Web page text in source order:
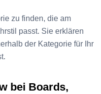
zu finden, die am
passt. Sie erklären
der Kategorie für Ihr
bei Boards,